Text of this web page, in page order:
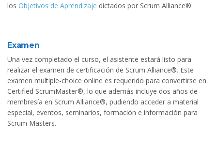
los Objetivos de Aprendizaje dictados por Scrum Alliance®.
Examen
Una vez completado el curso, el asistente estará listo para
realizar el examen de certificación de Scrum Alliance®. Este
examen multiple-choice online es requerido para convertirse en
Certified ScrumMaster®, lo que además incluye dos años de
membresía en Scrum Alliance®, pudiendo acceder a material
especial, eventos, seminarios, formación e información para
Scrum Masters.